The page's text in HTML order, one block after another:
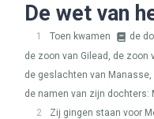
De wet van
1 Toen kwamen
de
de zoon van Gilead, de zoon
de geslachten van
de namen van zijn dochters:
2
Zij gingen staan voor